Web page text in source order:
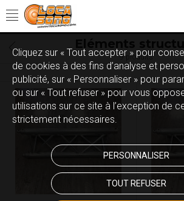
9 produits
Cliquez sur « Tout accepter » pour
de cookies à des fins d’analyse et
publicité, sur « Personnaliser » pour
ou sur « Tout refuser » pour vous
utilisations sur ce site à l’exception de
strictement nécessaires.
PERSONNALISER
TOUT REFUSER